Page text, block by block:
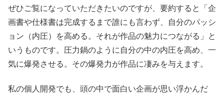
ぜひご覧になっていただきたいのですが、要約すると「企
画書や仕様書は完成するまで誰にも言わず、自分のパッシ
ョン（内圧）を高める。それが作品の魅力につながる」と
いうものです。圧力鍋のように自分の中の内圧を高め、一
気に爆発させる。その爆発力が作品に凄みを与えます。
私の個人開発でも、頭の中で面白い企画が思い浮かんだ